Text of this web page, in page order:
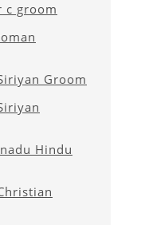
c groom
Groom
Hindu